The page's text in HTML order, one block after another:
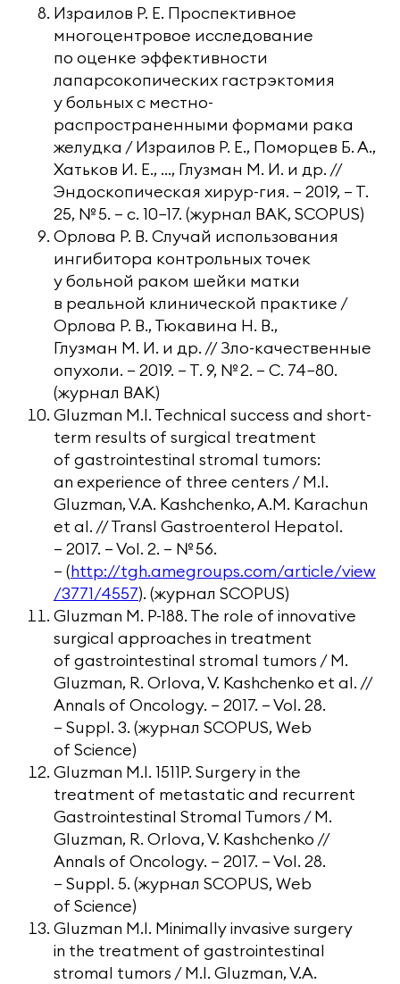
Израилов Р. Е. Проспективное
многоцентровое исследование
по оценке эффективности
лапарсокопических гастрэктомия
у больных с местно-
распространенными формами рака
желудка / Израилов Р. Е., Поморцев Б. А.,
Хатьков И. Е., …, Глузман М. И. и др. //
Эндоскопическая хирур-гия. — 2019, — Т.
25, № 5. — с. 10−17. (журнал ВАК, SCOPUS)
Орлова Р. В. Случай использования
ингибитора контрольных точек
у больной раком шейки матки
в реальной клинической практике /
Орлова Р. В., Тюкавина Н. В.,
Глузман М. И. и др. // Зло-качественные
опухоли. — 2019. — Т. 9, № 2. — С. 74−80.
(журнал ВАК)
Gluzman M.I. Technical success and short-
term results of surgical treatment
of gastrointestinal stromal tumors:
an experience of three centers / M.I.
Gluzman, V.A. Kashchenko, A.M. Karachun
et al. // Transl Gastroenterol Hepatol.
— 2017. — Vol. 2. — № 56.
— (http://tgh.amegroups.com/article/view
/3771/4557). (журнал SCOPUS)
Gluzman M. P-188. The role of innovative
surgical approaches in treatment
of gastrointestinal stromal tumors / M.
Gluzman, R. Orlova, V. Kashchenko et al. //
Annals of Oncology. — 2017. — Vol. 28.
— Suppl. 3. (журнал SCOPUS, Web
of Science)
Gluzman M.I. 1511P. Surgery in the
treatment of metastatic and recurrent
Gastrointestinal Stromal Tumors / M.
Gluzman, R. Orlova, V. Kashchenko //
Annals of Oncology. — 2017. — Vol. 28.
— Suppl. 5. (журнал SCOPUS, Web
of Science)
Gluzman M.I. Minimally invasive surgery
in the treatment of gastrointestinal
stromal tumors / M.I. Gluzman, V.A.